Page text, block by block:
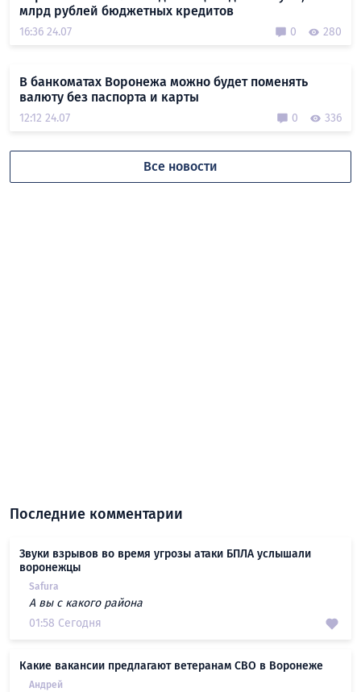
млрд рублей бюджетных кредитов
16:36 24.07 0 280
В банкоматах Воронежа можно будет поменять
валюту без паспорта и карты
12:12 24.07 0 336
Все новости
Последние комментарии
Звуки взрывов во время угрозы атаки БПЛА услышали
воронежцы
Safura
А вы с какого района
01:58 Сегодня
Какие вакансии предлагают ветеранам СВО в Воронеже
Андрей